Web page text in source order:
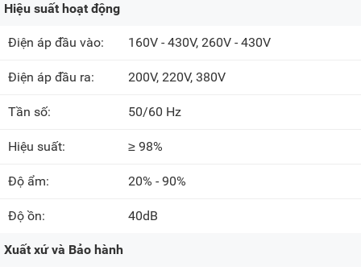
Hiệu suất hoạt động
Điện áp đầu vào: 160V - 430V, 260V - 430V
Điện áp đầu ra: 200V, 220V, 380V
Tần số: 50/60 Hz
Hiệu suất: ≥ 98%
Độ ẩm: 20% - 90%
Độ ồn: 40dB
Xuất xứ và Bảo hành